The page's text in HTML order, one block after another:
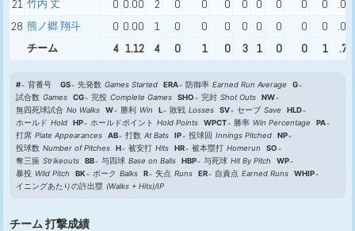
21 竹内 丈 0 0.00 2 0 0 0 0 0 0 0 0
28 熊ノ郷 翔斗 0 0.00 1 0 0 0 0 0 0 0 0
チーム 4 1.12 4 0 1 0 3 1 0 0 1
# 背番号 GS 先発数 Games Started ERA 防御率 Earned Run Average
G
試合数 Games CG 完投 Complete Games SHO 完封 Shot Outs
NW
無四死球試合 No Walks W 勝利 Win L 敗戦 Losses SV セーブ Save
HLD
ホールド Hold HP ホールドポイント Hold Points WPCT 勝率 Win Percentage
PA
打席 Plate Appearances AB 打数 At Bats IP 投球回 Innings Pitched
NP
投球数 Number of Pitches H 被安打 Hits HR 被本塁打 Homerun
SO
奪三振 Strikeouts BB 与四球 Base on Balls HBP 与死球 Hit By Pitch
WP
暴投 Wild Pitch BK ボーク Balks R 失点 Runs ER 自責点 Earned Runs
WHIP
イニングあたりの許出塁 (Walks + Hits)/IP
チーム 打撃成績